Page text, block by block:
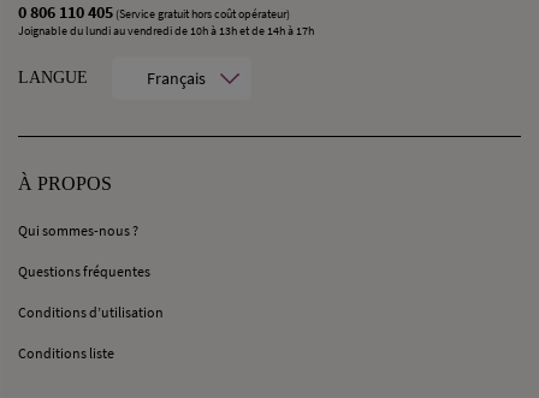
0 806 110 405 (Service gratuit hors coût opérateur)
Joignable du lundi au vendredi de 10h à 13h et de 14h à 17h
LANGUE Français
À PROPOS
Qui sommes-nous ?
Questions fréquentes
Conditions d’utilisation
Conditions liste